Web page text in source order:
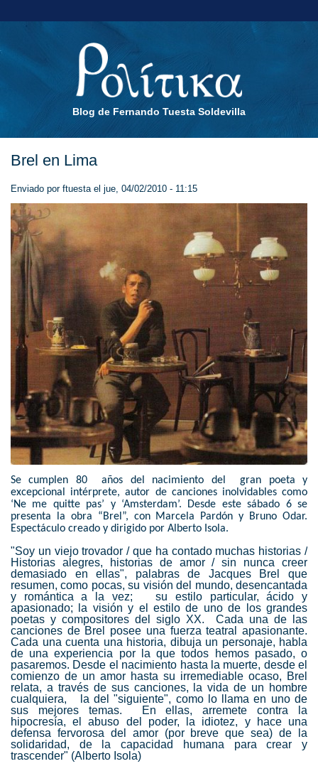
Blog de Fernando Tuesta Soldevilla
Brel en Lima
Enviado por ftuestael jue, 04/02/2010 - 11:15
Se cumplen 80 años del nacimiento del gran poeta y
excepcional intérprete, autor de canciones inolvidables como
‘Ne me quitte pas’ y ‘Amsterdam’. Desde este sábado 6 se
presenta la obra “Brel”, con Marcela Pardón y Bruno Odar.
Espectáculo creado y dirigido por Alberto Isola.
"Soy un viejo trovador / que ha contado muchas historias /
Historias alegres, historias de amor / sin nunca creer
demasiado en ellas", palabras de Jacques Brel que
resumen, como pocas, su visión del mundo, desencantada
y romántica a la vez; su estilo particular, ácido y
apasionado; la visión y el estilo de uno de los grandes
poetas y compositores del siglo XX. Cada una de las
canciones de Brel posee una fuerza teatral apasionante.
Cada una cuenta una historia, dibuja un personaje, habla
de una experiencia por la que todos hemos pasado, o
pasaremos. Desde el nacimiento hasta la muerte, desde el
comienzo de un amor hasta su irremediable ocaso, Brel
relata, a través de sus canciones, la vida de un hombre
cualquiera, la del "siguiente", como lo llama en uno de
sus mejores temas. En ellas, arremete contra la
hipocresía, el abuso del poder, la idiotez, y hace una
defensa fervorosa del amor (por breve que sea) de la
solidaridad, de la capacidad humana para crear y
trascender" (Alberto Isola)